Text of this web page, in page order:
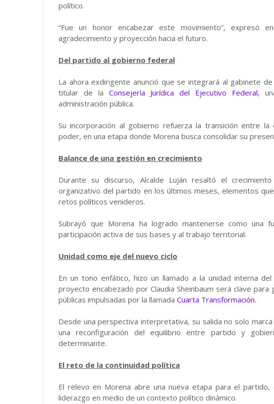
político.
“Fue un honor encabezar este movimiento”, expresó
agradecimiento y proyección hacia el futuro.
Del partido al gobierno federal
La ahora exdirigente anunció que se integrará al gabinete
titular de la Consejería Jurídica del Ejecutivo Federal,
administración pública.
Su incorporación al gobierno refuerza la transición entre
poder, en una etapa donde Morena busca consolidar su
Balance de una gestión en crecimiento
Durante su discurso, Alcalde Luján resaltó el
organizativo del partido en los últimos meses, elementos
retos políticos venideros.
Subrayó que Morena ha logrado mantenerse como una
participación activa de sus bases y al trabajo territorial.
Unidad como eje del nuevo ciclo
En un tono enfático, hizo un llamado a la unidad interna
proyecto encabezado por Claudia Sheinbaum será clave
públicas impulsadas por la llamada Cuarta Transformación.
Desde una perspectiva interpretativa, su salida no solo
una reconfiguración del equilibrio entre partido y
determinante.
El reto de la continuidad política
El relevo en Morena abre una nueva etapa para el
liderazgo en medio de un contexto político dinámico.